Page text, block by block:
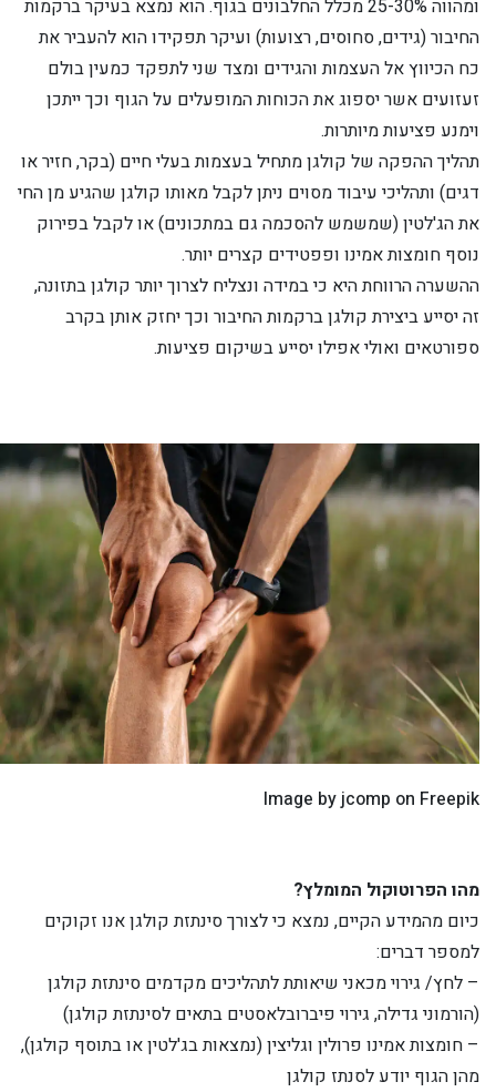
ומהווה 25-30% מכלל החלבונים בגוף. הוא נמצא בעיקר ברקמות
החיבור (גידים, סחוסים, רצועות) ועיקר תפקידו הוא להעביר את
כח הכיווץ אל העצמות והגידים ומצד שני לתפקד כמעין בולם
זעזועים אשר יספוג את הכוחות המופעלים על הגוף וכך ייתכן
וימנע פציעות מיותרות.
תהליך ההפקה של קולגן מתחיל בעצמות בעלי חיים (בקר, חזיר או
דגים) ותהליכי עיבוד מסוים ניתן לקבל מאותו קולגן שהגיע מן החי
את הג'לטין (שמשמש להסכמה גם במתכונים) או לקבל בפירוק
נוסף חומצות אמינו ופפטידים קצרים יותר.
ההשערה הרווחת היא כי במידה ונצליח לצרוך יותר קולגן בתזונה,
זה יסייע ביצירת קולגן ברקמות החיבור וכך יחזק אותן בקרב
ספורטאים ואולי אפילו יסייע בשיקום פציעות.
Image by jcomp on Freepik
מהו הפרוטוקול המומלץ?
כיום מהמידע הקיים, נמצא כי לצורך סינתזת קולגן אנו זקוקים
למספר דברים:
– לחץ/ גירוי מכאני שיאותת לתהליכים מקדמים סינתזת קולגן
(הורמוני גדילה, גירוי פיברובלאסטים בתאים לסינתזת קולגן)
– חומצות אמינו פרולין וגליצין (נמצאות בג'לטין או בתוסף קולגן),
מהן הגוף יודע לסנתז קולגן